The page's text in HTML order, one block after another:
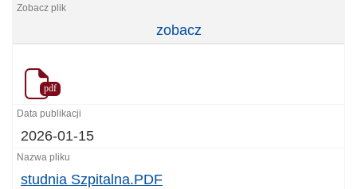
zobacz
pdf
2026-01-15
studnia Szpitalna.PDF